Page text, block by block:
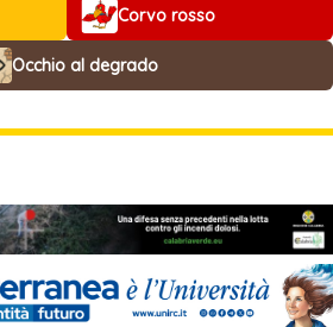
Corvo rosso
Occhio al degrado